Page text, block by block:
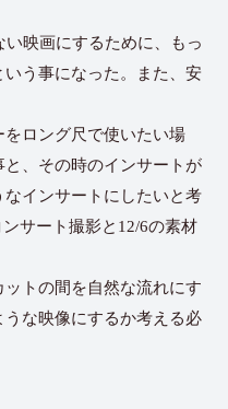
映画にするために、もっ
う事になった。また、安
ロング尺で使いたい場
、その時のインサートが
インサートにしたいと考
サート撮影と12/6の素材
トの間を自然な流れにす
な映像にするか考える必